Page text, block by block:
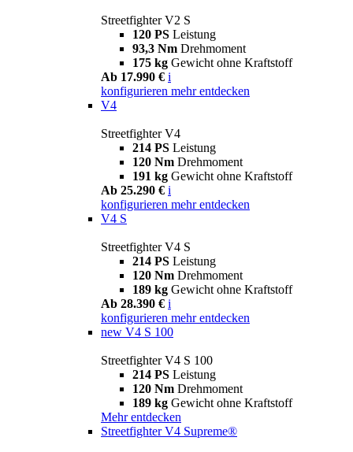
Streetfighter V2 S
120 PS Leistung
93,3 Nm Drehmoment
175 kg Gewicht ohne Kraftstoff
Ab 17.990 € i
konfigurieren mehr entdecken
V4
Streetfighter V4
214 PS Leistung
120 Nm Drehmoment
191 kg Gewicht ohne Kraftstoff
Ab 25.290 € i
konfigurieren mehr entdecken
V4 S
Streetfighter V4 S
214 PS Leistung
120 Nm Drehmoment
189 kg Gewicht ohne Kraftstoff
Ab 28.390 € i
konfigurieren mehr entdecken
new V4 S 100
Streetfighter V4 S 100
214 PS Leistung
120 Nm Drehmoment
189 kg Gewicht ohne Kraftstoff
Mehr entdecken
Streetfighter V4 Supreme®